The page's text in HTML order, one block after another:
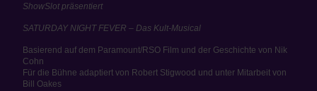
ShowSlot präsentiert
SATURDAY NIGHT FEVER – Das Kult-Musical
Basierend auf dem Paramount/RSO Film und der Geschichte von Nik
Cohn
Für die Bühne adaptiert von Robert Stigwood und unter Mitarbeit von
Bill Oakes